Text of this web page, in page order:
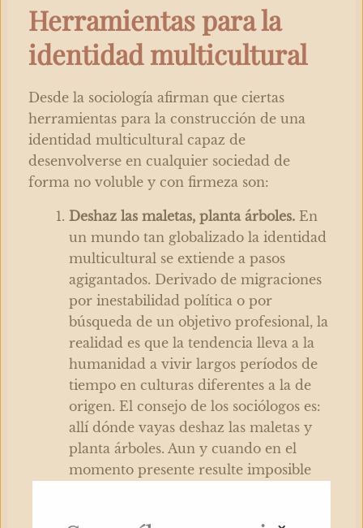
Herramientas para la
identidad multicultural
Desde la sociología afirman que ciertas
herramientas para la construcción de una
identidad multicultural capaz de
desenvolverse en cualquier sociedad de
forma no voluble y con firmeza son:
Deshaz las maletas, planta árboles.En
un mundo tan globalizado la identidad
multicultural se extiende a pasos
agigantados. Derivado de migraciones
por inestabilidad política o por
búsqueda de un objetivo profesional, la
realidad es que la tendencia lleva a la
humanidad a vivir largos períodos de
tiempo en culturas diferentes a la de
origen. El consejo de los sociólogos es:
allí dónde vayas deshaz las maletas y
planta árboles. Aun y cuando en el
momento presente resulte imposible